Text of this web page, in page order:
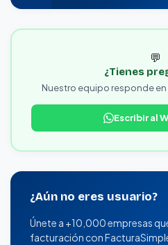
💬
¿Tienes
Nuestro equipo responde
Escribir al
¿Aún no eres usuario?
Únete a +10,000 empresas
facturación con